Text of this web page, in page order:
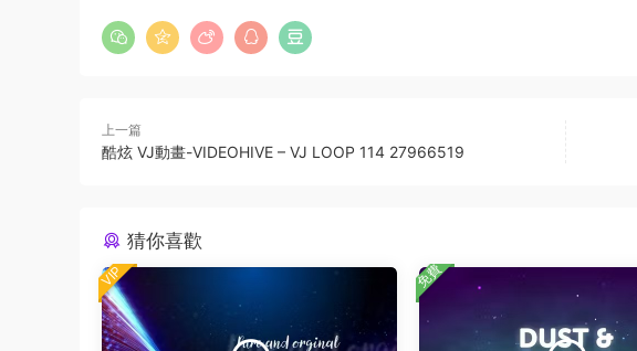
上一篇
酷炫 VJ動畫-VIDEOHIVE – VJ LOOP 114 27966519
猜你喜歡
VIP 免費